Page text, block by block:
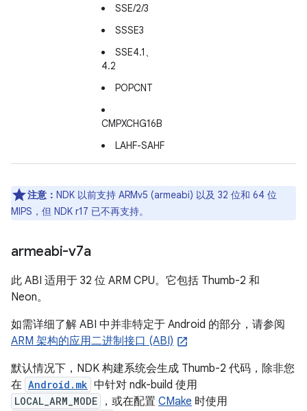
SSE/2/3
SSSE3
SSE4.1、
4.2
POPCNT
CMPXCHG16B
LAHF-SAHF
注意： NDK 以前支持 ARMv5 (armeabi) 以及 32 位和 64 位
MIPS，但 NDK r17 已不再支持。
armeabi-v7a
此 ABI 适用于 32 位 ARM CPU。它包括 Thumb-2 和
Neon。
如需详细了解 ABI 中并非特定于 Android 的部分，请参阅
ARM 架构的应用二进制接口 (ABI)
默认情况下，NDK 构建系统会生成 Thumb-2 代码，除非您
在 Android.mk 中针对 ndk-build 使用
LOCAL_ARM_MODE ，或在配置 CMake 时使用